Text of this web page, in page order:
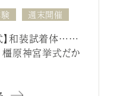
週末開催
】和装試着体……
橿原神宮挙式だか